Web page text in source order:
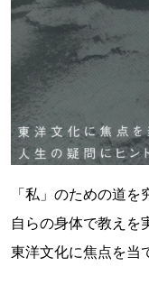
「私」のための道を
自らの身体で教えを
東洋文化に焦点を当